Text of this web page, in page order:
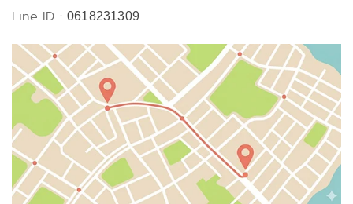
Line ID : 0618231309